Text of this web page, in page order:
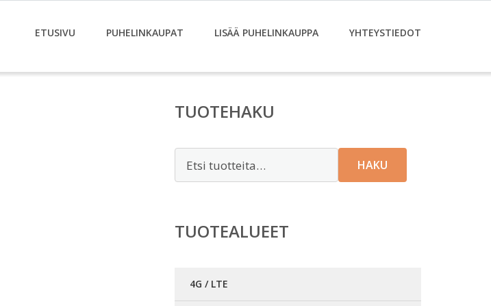
ETUSIVU PUHELINKAUPAT LISÄÄ PUHELINKAUPPA YHTEYSTIEDOT
TUOTEHAKU
HAKU
TUOTEALUEET
4G / LTE